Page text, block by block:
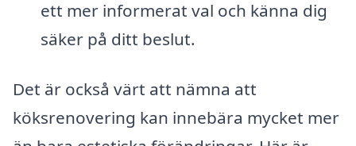
ett mer informerat val och känna dig
säker på ditt beslut.
Det är också värt att nämna att
köksrenovering kan innebära mycket mer